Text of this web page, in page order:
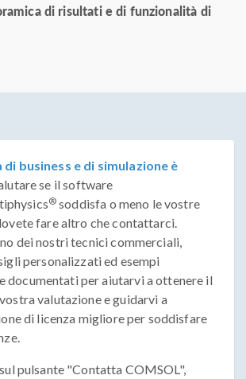
di risultati e di funzionalità di
di business e di simulazione è
se il software
® soddisfa o meno le vostre
fare altro che contattarci.
dei nostri tecnici commerciali,
personalizzati ed esempi
documentati per aiutarvi a ottenere il
valutazione e guidarvi a
di licenza migliore per soddisfare
pulsante "Contatta COMSOL",